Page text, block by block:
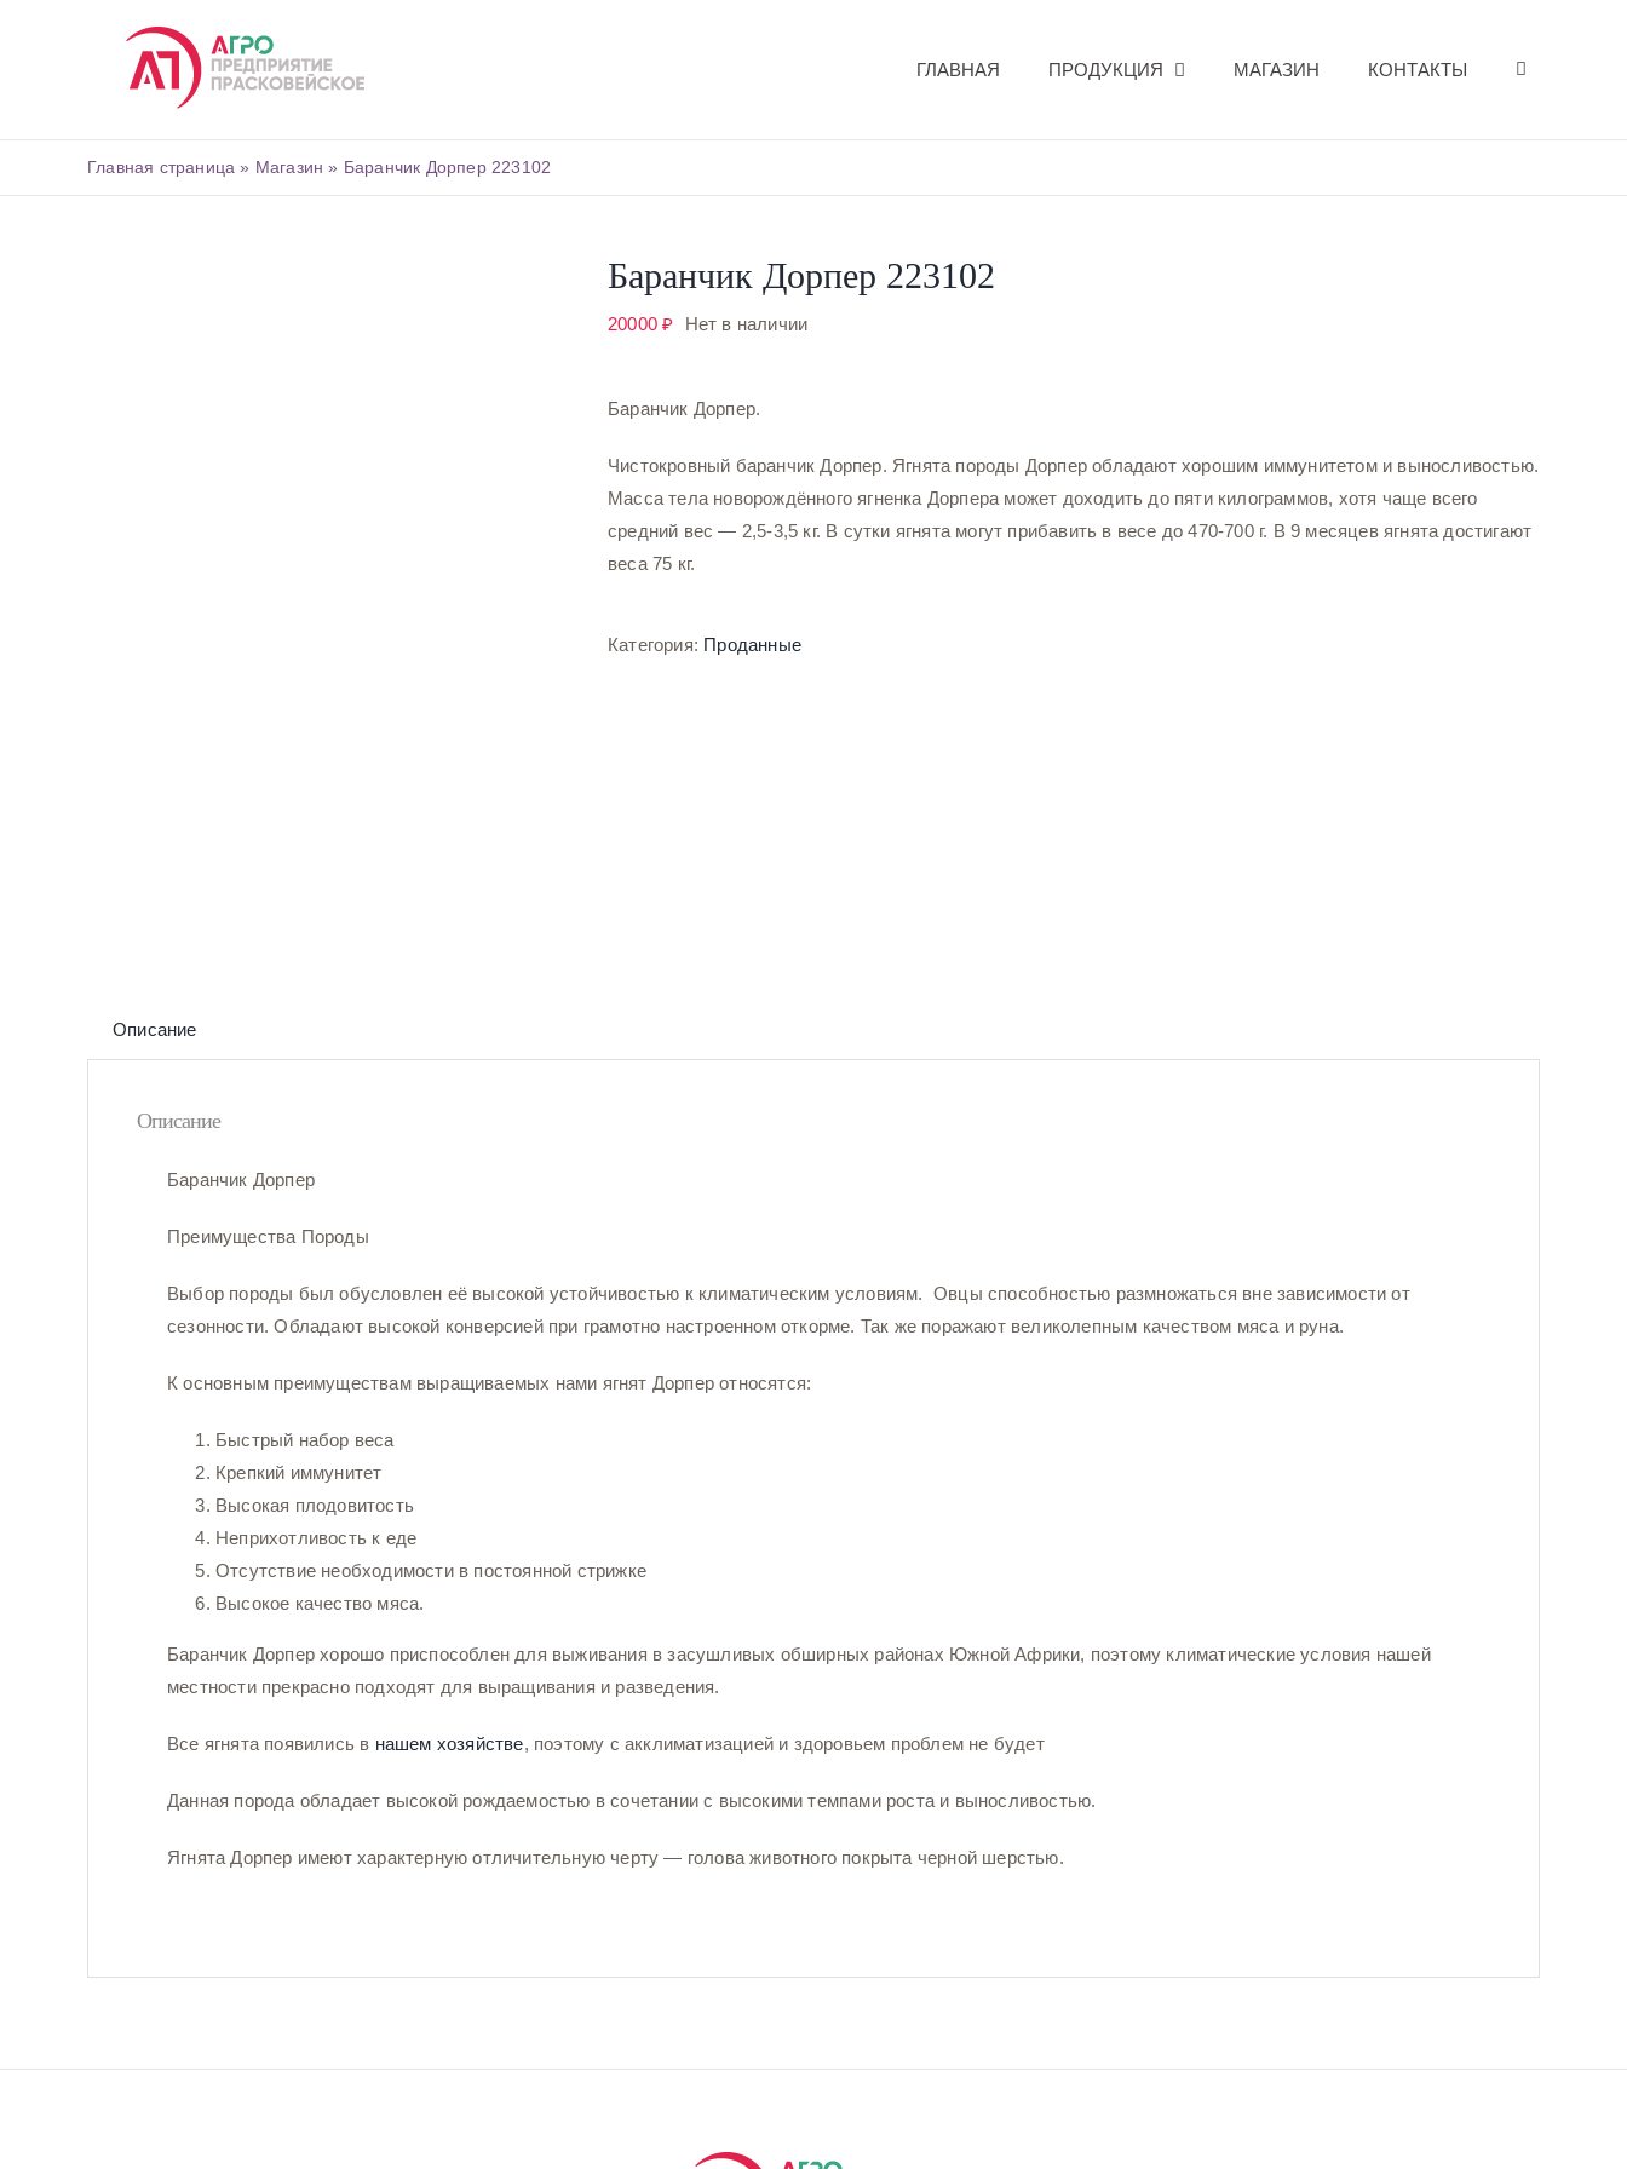
ГЛАВНАЯ ПРОДУКЦИЯ МАГАЗИН КОНТАКТЫ
Главная страница » Магазин » Баранчик Дорпер 223102
Баранчик Дорпер 223102
20000₽ Нет в наличии
Баранчик Дорпер.
Чистокровный баранчик Дорпер. Ягнята породы Дорпер обладают хорошим иммунитетом и выносливостью.
Масса тела новорождённого ягненка Дорпера может доходить до пяти килограммов, хотя чаще всего
средний вес — 2,5-3,5 кг. В сутки ягнята могут прибавить в весе до 470-700 г. В 9 месяцев ягнята достигают
веса 75 кг.
Категория: Проданные
Описание
Описание
Баранчик Дорпер
Преимущества Породы
Выбор породы был обусловлен её высокой устойчивостью к климатическим условиям. Овцы способностью размножаться вне зависимости от
сезонности. Обладают высокой конверсией при грамотно настроенном откорме. Так же поражают великолепным качеством мяса и руна.
К основным преимуществам выращиваемых нами ягнят Дорпер относятся:
Быстрый набор веса
Крепкий иммунитет
Высокая плодовитость
Неприхотливость к еде
Отсутствие необходимости в постоянной стрижке
Высокое качество мяса.
Баранчик Дорпер хорошо приспособлен для выживания в засушливых обширных районах Южной Африки, поэтому климатические условия нашей
местности прекрасно подходят для выращивания и разведения.
Все ягнята появились в нашем хозяйстве, поэтому с акклиматизацией и здоровьем проблем не будет
Данная порода обладает высокой рождаемостью в сочетании с высокими темпами роста и выносливостью.
Ягнята Дорпер имеют характерную отличительную черту — голова животного покрыта черной шерстью.